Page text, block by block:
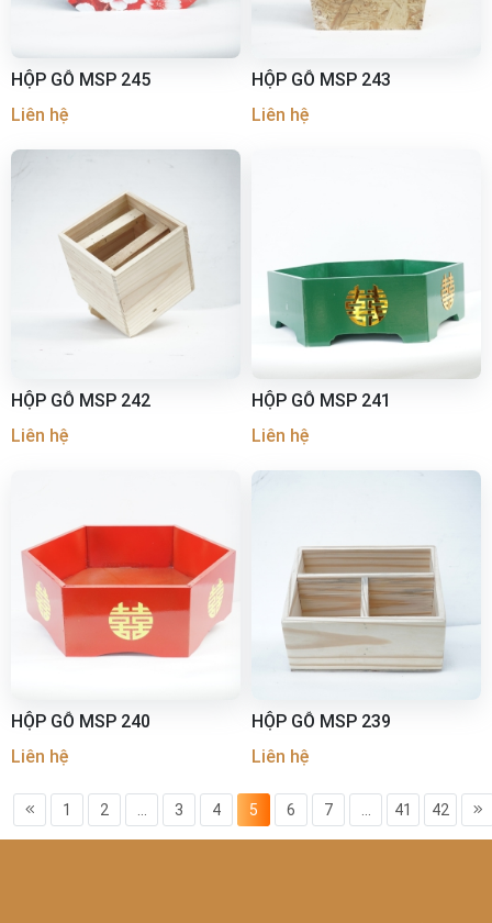
HỘP GỖ MSP 245
Liên hệ
HỘP GỖ MSP 243
Liên hệ
HỘP GỖ MSP 242
Liên hệ
HỘP GỖ MSP 241
Liên hệ
HỘP GỖ MSP 240
Liên hệ
HỘP GỖ MSP 239
Liên hệ
1 2 3 4 5 6 7 41 42